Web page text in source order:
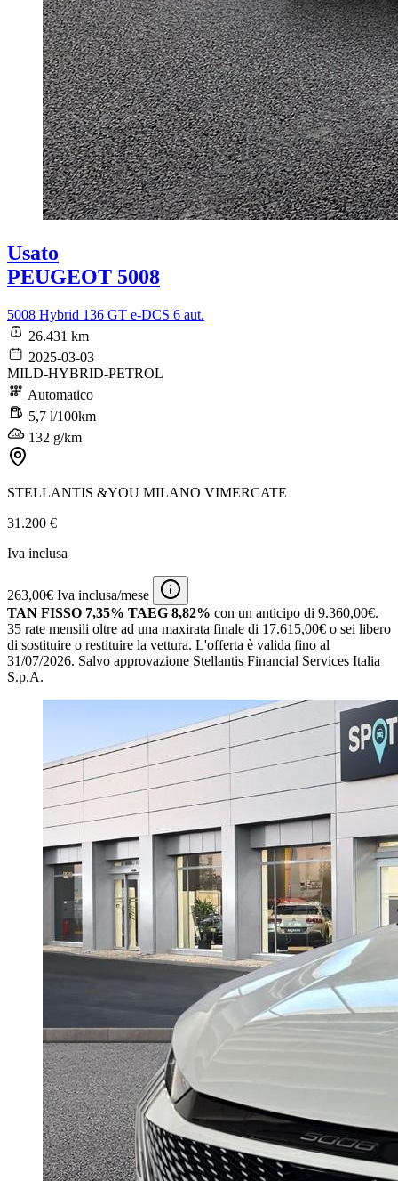
Usato
PEUGEOT 5008
5008 Hybrid 136 GT e-DCS 6 aut.
26.431 km
2025-03-03
MILD-HYBRID-PETROL
Automatico
5,7 l/100km
132 g/km
STELLANTIS &YOU MILANO VIMERCATE
31.200 €
Iva inclusa
263,00€ Iva inclusa/mese
TAN FISSO 7,35% TAEG 8,82% con un anticipo di 9.360,00€.
35 rate mensili oltre ad una maxirata finale di 17.615,00€ o sei libero
di sostituire o restituire la vettura. L'offerta è valida fino al
31/07/2026. Salvo approvazione Stellantis Financial Services Italia
S.p.A.